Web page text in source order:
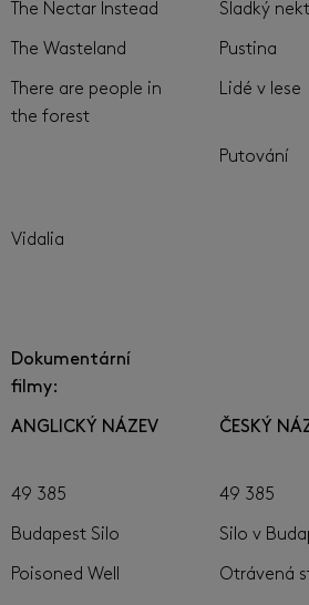
The Nectar Instead Sladký
The Wasteland Pustina
There are people in
the forest
Lidé v lese
Vidalia
Putování
Dokumentární
filmy:
ANGLICKÝ NÁZEV ČESKÝ
49 385 49 385
Budapest Silo Silo v
Poisoned Well Otrávená